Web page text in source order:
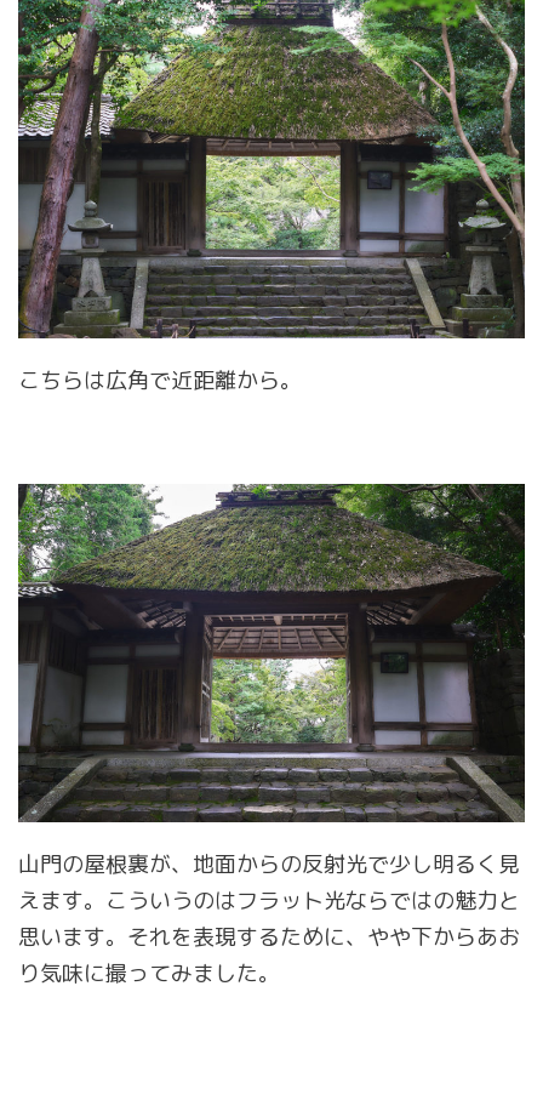
こちらは広角で近距離から。
山門の屋根裏が、地面からの反射光で少し明るく見
えます。こういうのはフラット光ならではの魅力と
思います。それを表現するために、やや下からあお
り気味に撮ってみました。